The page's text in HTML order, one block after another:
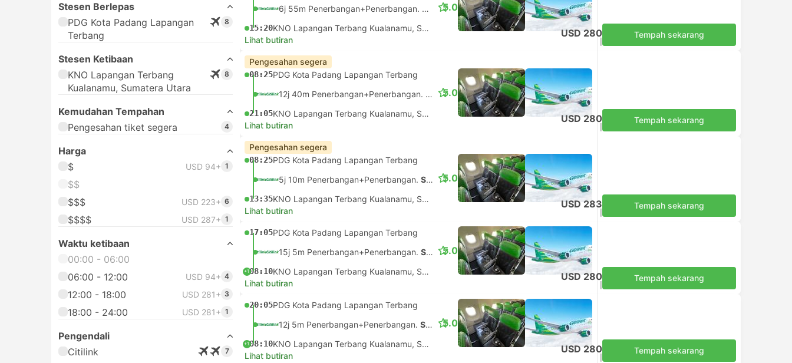
Stesen Berlepas
PDG Kota Padang Lapangan
Terbang
8
Stesen Ketibaan
KNO Lapangan Terbang
Kualanamu, Sumatera Utara
8
Kemudahan Tempahan
Pengesahan tiket segera
4
Harga
$
USD 94+ 1
$$
$$$
USD 223+ 6
$$$$ USD 287+ 1
Waktu ketibaan
00:00 - 06:00
06:00 - 12:00
USD 94+ 4
12:00 - 18:00 USD 281+ 3
18:00 - 24:00 USD 281+ 1
Pengendali
Citilink
7
6j 55m Penerbangan+Penerbangan.
Sambungan tidak dijamin
15:20 KNO Lapangan Terbang Kualanamu, Sumatera Utara
5.0
Lihat butiran
USD 280 Tempah sekarang
Pengesahan segera
08:25PDG Kota Padang Lapangan Terbang
12j 40m Penerbangan+Penerbangan.
Sambungan tidak dijamin
21:05 KNO Lapangan Terbang Kualanamu, Sumatera Utara
5.0
Lihat butiran
USD 280 Tempah sekarang
Pengesahan segera
08:25PDG Kota Padang Lapangan Terbang
5j 10m Penerbangan+Penerbangan. Sambungan tidak dijamin
13:35 KNO Lapangan Terbang Kualanamu, Sumatera Utara
5.0
Lihat butiran
USD 283 Tempah sekarang
17:05PDG Kota Padang Lapangan Terbang
15j 5m Penerbangan+Penerbangan. Sambungan tidak dijamin
+108:10 KNO Lapangan Terbang Kualanamu, Sumatera Utara
5.0
Lihat butiran
USD 280 Tempah sekarang
20:05PDG Kota Padang Lapangan Terbang
12j 5m Penerbangan+Penerbangan. Sambungan tidak dijamin
+108:10 KNO Lapangan Terbang Kualanamu, Sumatera Utara
5.0
Lihat butiran
USD 280 Tempah sekarang